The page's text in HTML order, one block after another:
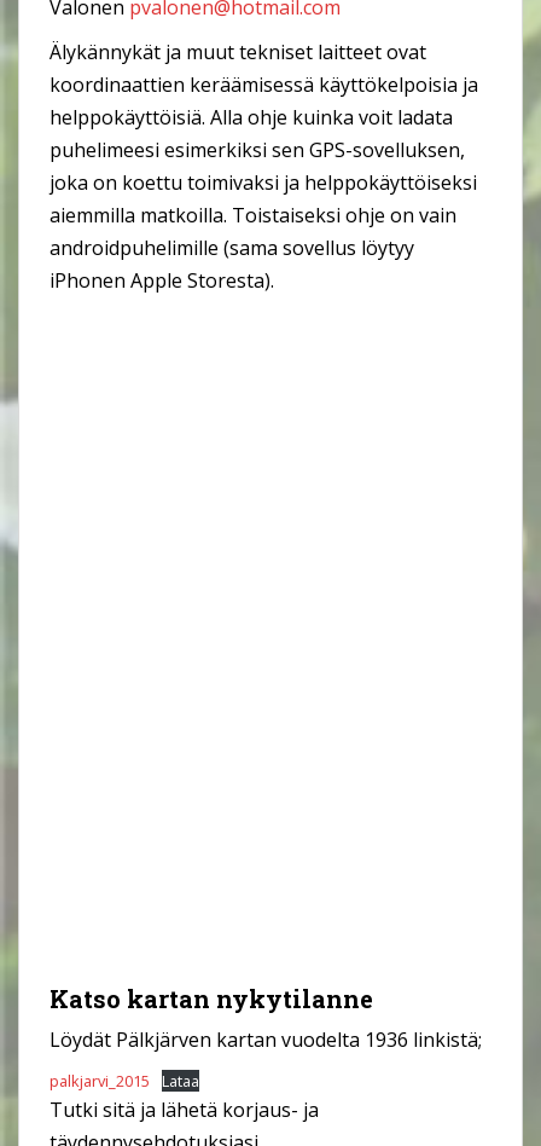
Valonen pvalonen@hotmail.com
Älykännykät ja muut tekniset laitteet ovat
koordinaattien keräämisessä käyttökelpoisia ja
helppokäyttöisiä. Alla ohje kuinka voit ladata
puhelimeesi esimerkiksi sen GPS-sovelluksen,
joka on koettu toimivaksi ja helppokäyttöiseksi
aiemmilla matkoilla. Toistaiseksi ohje on vain
androidpuhelimille (sama sovellus löytyy
iPhonen Apple Storesta).
Katso kartan nykytilanne
Löydät Pälkjärven kartan vuodelta 1936 linkistä;
palkjarvi_2015 Lataa
Tutki sitä ja lähetä korjaus- ja